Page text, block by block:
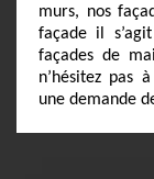
murs, nos
façade il
façades de
n’hésitez pas
une demande